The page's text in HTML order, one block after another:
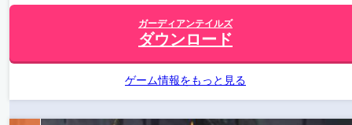
ガーディアンテイルズ
ダウンロード
ゲーム情報をもっと見る